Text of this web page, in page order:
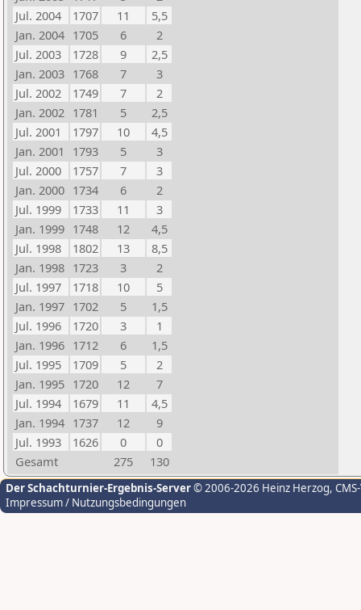
Jul. 2004
1707 11
5,5
Jan. 2004 1705 6
2
Jul. 2003
1728 9
2,5
Jan. 2003 1768 7
3
Jul. 2002
1749 7
2
Jan. 2002 1781 5
2,5
Jul. 2001
1797 10
4,5
Jan. 2001
1793 5
3
Jul. 2000
1757 7
3
Jan. 2000 1734 6
2
Jul. 1999
1733 11
3
Jan. 1999 1748 12
4,5
Jul. 1998
1802 13
8,5
Jan. 1998 1723 3
2
Jul. 1997
1718 10
5
Jan. 1997 1702 5
1,5
Jul. 1996
1720 3
1
Jan. 1996 1712 6
1,5
Jul. 1995
1709 5
2
Jan. 1995 1720 12
7
Jul. 1994
1679 11
4,5
Jan. 1994 1737 12
9
Jul. 1993
1626 0
0
Gesamt
275 130
Der Schachturnier-Ergebnis-Server© 2006-2026 Heinz Herzog,
Impressum / Nutzungsbedingungen